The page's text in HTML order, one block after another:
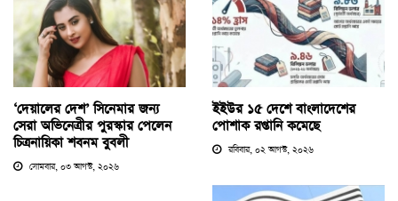
‘দেয়ালের দেশ’ সিনেমার জন্য
সেরা অভিনেত্রীর পুরস্কার পেলেন
চিত্রনায়িকা শবনম বুবলী
সোমবার, ০৩ আগস্ট, ২০২৬
ইইউর ১৫ দেশে বাংলাদেশের
পোশাক রপ্তানি কমেছে
রবিবার, ০২ আগস্ট, ২০২৬